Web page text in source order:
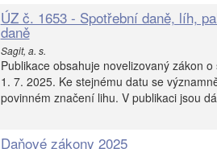
ÚZ č. 1653 - Spotřební daně, líh,
daně
Sagit, a. s.
Publikace obsahuje novelizovaný zákon
1. 7. 2025. Ke stejnému datu se
povinném značení lihu. V publikaci jsou
Daňové zákony 2025